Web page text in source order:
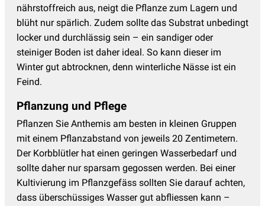
nährstoffreich aus, neigt die Pflanze zum Lagern und
blüht nur spärlich. Zudem sollte das Substrat unbedingt
locker und durchlässig sein – ein sandiger oder
steiniger Boden ist daher ideal. So kann dieser im
Winter gut abtrocknen, denn winterliche Nässe ist ein
Feind.
Pflanzung und Pflege
Pflanzen Sie Anthemis am besten in kleinen Gruppen
mit einem Pflanzabstand von jeweils 20 Zentimetern.
Der Korbblütler hat einen geringen Wasserbedarf und
sollte daher nur sparsam gegossen werden. Bei einer
Kultivierung im Pflanzgefäss sollten Sie darauf achten,
dass überschüssiges Wasser gut abfliessen kann –